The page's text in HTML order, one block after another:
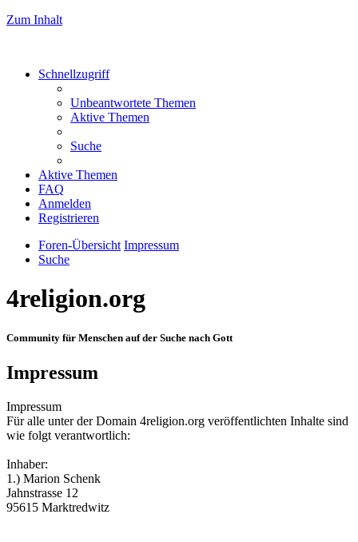
Zum Inhalt
Schnellzugriff
Unbeantwortete Themen
Aktive Themen
Suche
Aktive Themen
FAQ
Anmelden
Registrieren
Foren-Übersicht Impressum
Suche
4religion.org
Community für Menschen auf der Suche nach Gott
Impressum
Impressum
Für alle unter der Domain 4religion.org veröffentlichten Inhalte sind
wie folgt verantwortlich:
Inhaber:
1.) Marion Schenk
Jahnstrasse 12
95615 Marktredwitz